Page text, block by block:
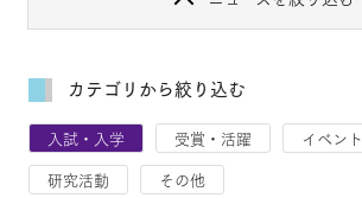
カテゴリから絞り込む
入試・入学 受賞・活躍
イベント
研究活動
その他